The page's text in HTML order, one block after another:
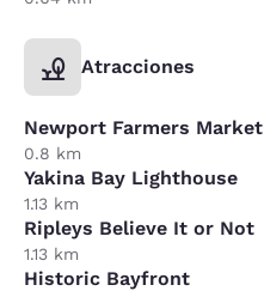
Atracciones
Newport Farmers Market
0.8 km
Yakina Bay Lighthouse
1.13 km
Ripleys Believe It or Not
1.13 km
Historic Bayfront